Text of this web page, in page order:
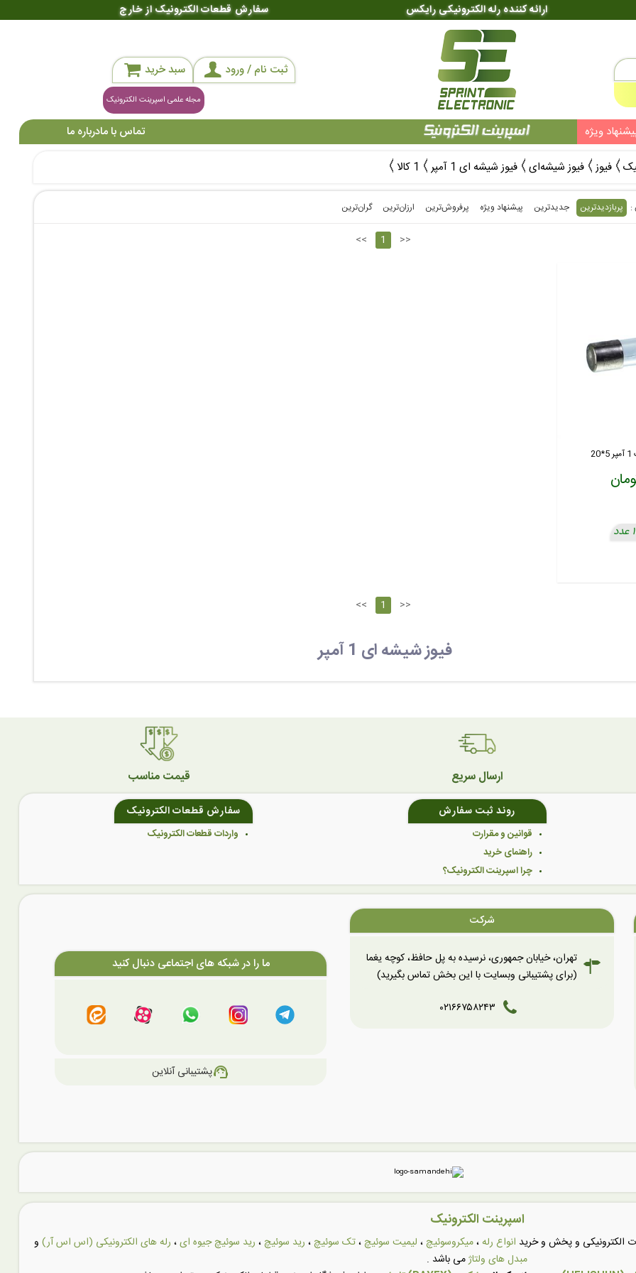
ارائه کننده رله الکترونیکی رایکس سفارش قطعات الکترونیک از خارج
مجله علمی اسپرینت الکترونیک
ثبت نام / ورود سبد خرید
ویژه تماس با مادرباره ما
فیوز فیوز شیشه‌ای فیوز شیشه ای 1 آمپر 1 کالا
پربازدیدترین جدیدترین پیشنهاد ویژه پرفروش‌ترین‌ ارزان‌ترین گران‌ترین
<< 1 >>
<< 1 >>
فیوز شیشه ای 1 آمپر
ارسال سریع قیمت مناسب
روند ثبت سفارش
قوانین و مقرارت
راهنمای خرید
چرا اسپرینت الکترونیک؟
سفارش قطعات الکترونیک
واردات قطعات الکترونیک
شرکت
تهران، خیابان جمهوری، نرسیده به پل حافظ، کوچه یغما
(برای پشتیبانی وبسایت با این بخش تماس بگیرید)
۰۲۱۶۶۷۵۸۲۴۳
ما را در شبکه های اجتماعی دنبال کنید
support_agentپشتیبانی آنلاین
اسپرینت الکترونیک
الکترونیکی و پخش و خرید انواع رله،میکروسوئیچ ، لیمیت سوئیچ ،تک سوئیچ ، رید سوئیچ ، رید سوئیچ جیوه ای، رله های الکترونیکی (اس اس آر) و
مبدل های ولتاژمی باشد .